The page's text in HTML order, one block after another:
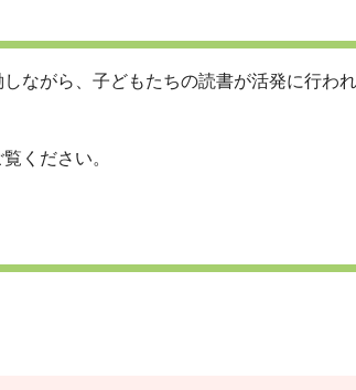
ながら、子どもたちの読書が活発に行われ
ください。